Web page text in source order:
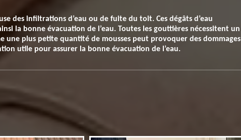
des infiltrations d’eau ou de fuite du toit. Ces dégâts d’eau
la bonne évacuation de l’eau. Toutes les gouttières nécessitent un
une plus petite quantité de mousses peut provoquer des dommages
utile pour assurer la bonne évacuation de l’eau.